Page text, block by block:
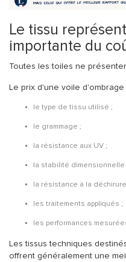
Le tissu
importante du
Toutes les toiles ne
Le prix d'une voile
le type de tissu utilisé ;
le grammage ;
la résistance aux UV ;
la stabilité dimensionnelle
la résistance à la
les traitements appliqués ;
les performances
Les tissus techniques
offrent généralement une